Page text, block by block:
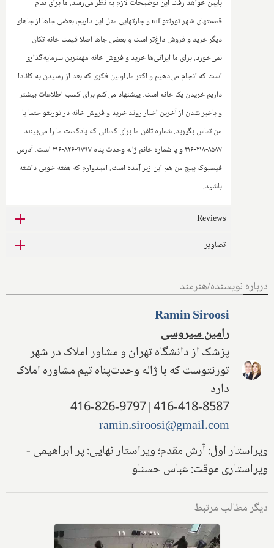
پایین خواهد رفت این توضیحات لازم به نظر می‌رسد. ما برای تمام
قسمتهای شهر تورنتوrafو چارتهایی مثل این داریم، بعضی جاها از جاهای
دیگر خرید و فروش داغ‌تر است و بعضی جاها اصلا قیمت خانه تکان
نمی‌خورد. برای ما ایرانی‌ها خرید و فروش خانه مهمترین سرمایه‌گذاری
است که انجام می‌دهیم و اکثر ما، اولین فکری که بعد از رسیدن به کانادا
داریم خریدن یک خانه است. پیشنهاد می‌کنم برای کسب اطلاعات بیشتر
و باخبر شدن از آخرین اخبار روند خرید و فروش خانه در تورنتو حتما با
من تماس بگیرید. شماره تلفن ما برای کسانی که پادکست ما را می‌بینند
۸۵۸۷-۴۱۸-۴۱۶ و یا شماره خانم ژاله وحدت پناه ۹۷۹۷-۸۲۶-۴۱۶ است. آدرس
فیسبوک پیج من هم این زیر آمده است. امیدوارم که هفته خوبی داشته
باشید.
Reviews
تصاویر
درباره نویسنده/هنرمند
Ramin Siroosi
رامین سیروسی
پزشک از دانشگاه تهران و مشاور املاک در شهر
تورنتوست که با ژاله وحدت‌پناه تیم مشاوره املاک
دارد
416-418-8587 | 416-826-9797
ramin.siroosi@gmail.com
ویراستار اول: آرش مقدم؛ ویراستار نهایی: پر ابراهیمی -
ویراستاری موقت: عباس حسنلو
دیگر مطالب مرتبط